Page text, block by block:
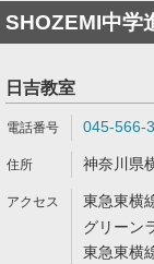
SHOZEMI中学
日吉教室
045-566-
神奈川県
東急東横
グリーン
東急東横